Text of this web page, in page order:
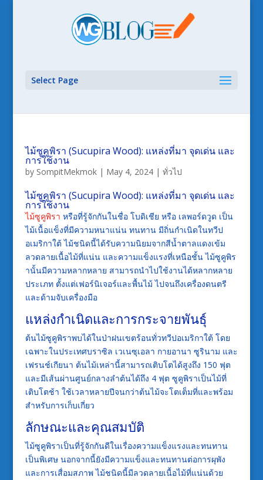
Select Page
ไม้ซูคูพิรา (Sucupira Wood): แหล่งที่มา จุดเด่น และ
การใช้งาน
by SompitMekmok| May 4, 2024| ทั่วไป
ไม้ซูคูพิรา (Sucupira Wood): แหล่งที่มา จุดเด่น และ
การใช้งาน
ไม้ซูคูพิรา หรือที่รู้จักกันในชื่อ โบดิเชีย หรือ เลพอร์ดวูด เป็น
ไม้เนื้อแข็งที่มีความหนาแน่น ทนทาน มีถิ่นกำเนิดในทวีป
อเมริกาใต้ ไม้ชนิดนี้ได้รับความนิยมจากสีน้ำตาลแดงเข้ม
ลวดลายเนื้อไม้ที่แน่น และความแข็งแรงที่เหนือชั้น ไม้ซูคูพิร
านั้นมีความหลากหลาย สามารถนำไปใช้งานได้หลากหลาย
ประเภท ตั้งแต่เฟอร์นิเจอร์และพื้นไม้ ไปจนถึงเครื่องดนตรี
และด้ามจับเครื่องมือ
แหล่งกำเนิดและการกระจายพันธุ์
ต้นไม้ซูคูพิราพบได้ในป่าฝนเขตร้อนทั่วทวีปอเมริกาใต้ โดย
เฉพาะในประเทศบราซิล เวเนซุเอลา กายอานา ซูรินาม และ
เฟรนช์เกียนา ต้นไม้เหล่านี้สามารถเติบโตได้สูงถึง 150 ฟุต
และมีเส้นผ่านศูนย์กลางลำต้นได้ถึง 4 ฟุต ซูคูพิราเป็นไม้ที่
เติบโตช้า ใช้เวลาหลายปีจนกว่าต้นไม้จะโตเต็มที่และพร้อม
สำหรับการเก็บเกี่ยว
ลักษณะและคุณสมบัติ
ไม้ซูคูพิราเป็นที่รู้จักกันดีในเรื่องความแข็งแรงและทนทาน
เป็นพิเศษ นอกจากนี้ยังมีความแข็งและทนทานต่อการผุพัง
และการเสื่อมสภาพ ไม้ชนิดนี้มีลวดลายเนื้อไม้ที่แน่นด้วย